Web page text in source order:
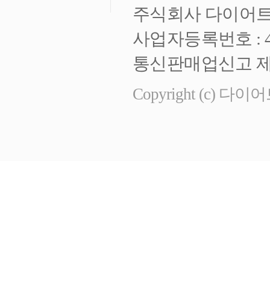
주식회사 다이어
사업자등록번호 :
통신판매업신고
Copyright (c) 다이